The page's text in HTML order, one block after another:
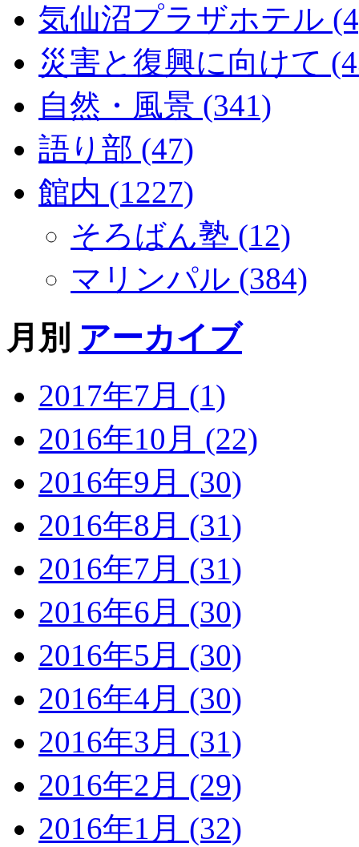
気仙沼プラザホテル
災害と復興に向けて
自然・風景 (341)
語り部 (47)
館内 (1227)
そろばん塾 (12)
マリンパル (384)
月別 アーカイブ
2017年7月 (1)
2016年10月 (22)
2016年9月 (30)
2016年8月 (31)
2016年7月 (31)
2016年6月 (30)
2016年5月 (30)
2016年4月 (30)
2016年3月 (31)
2016年2月 (29)
2016年1月 (32)